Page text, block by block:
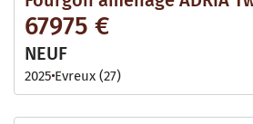
67975 €
NEUF
2025 Evreux (27)